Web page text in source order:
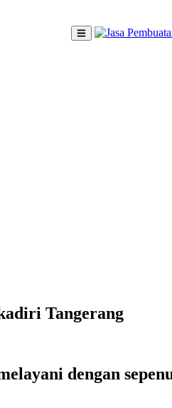
Tangerang
dengan